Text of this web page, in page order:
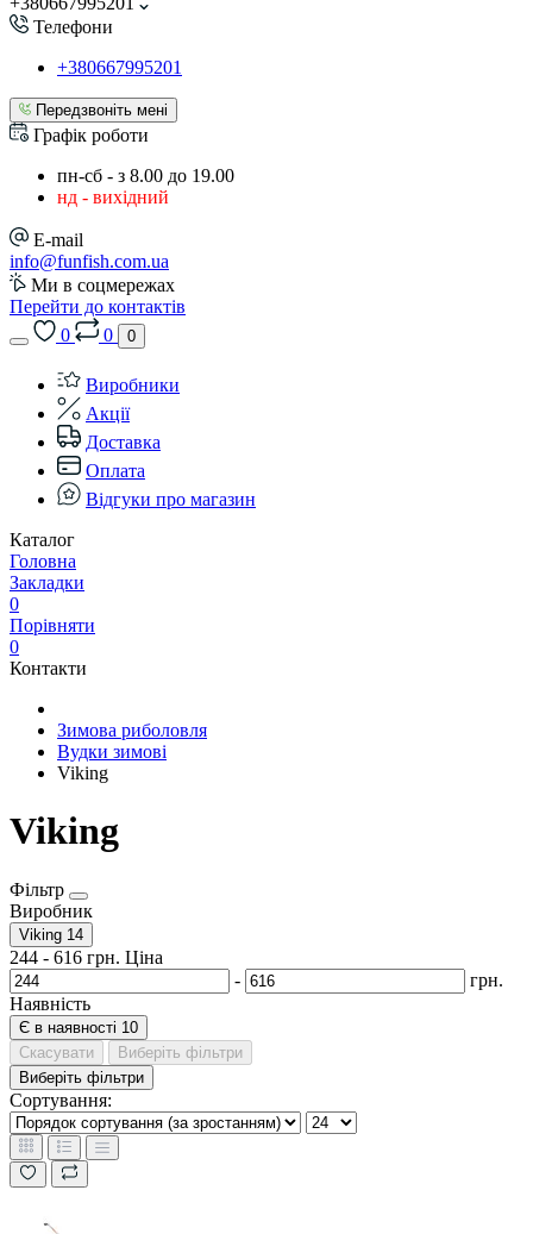
Телефони
+380667995201
Передзвоніть мені
Графік роботи
пн-сб - з 8.00 до 19.00
нд - вихідний
E-mail
info@funfish.com.ua
Ми в соцмережах
Перейти до контактів
0
0 0
Виробники
Акції
Доставка
Оплата
Відгуки про магазин
Каталог
Головна
Закладки
0
Порівняти
0
Контакти
Зимова риболовля
Вудки зимові
Viking
Viking
Фільтр
Виробник
Viking 14
244 - 616 грн. Ціна
-
грн.
Наявність
Є в наявності 10
Скасувати
Виберіть фільтри
Виберіть фільтри
Сортування: